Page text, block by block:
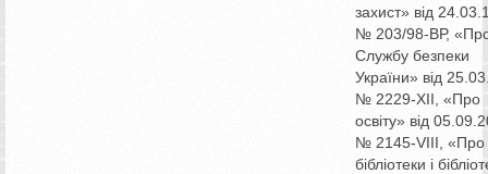
захист» від
№ 203/98-ВР,
Службу безпеки
України» від
№ 2229-ХІІ, «Про
освіту» від
№ 2145-VIII, «Про
бібліотеки і